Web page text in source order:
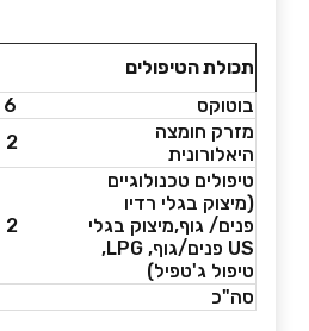
תכולת הטיפולים
בוטוקס
6 איזורים
מזרק חומצה
היאלורונית
2 מזרקים
טיפולים טכנולוגיים
(מיצוק בגלי רדיו
פנים/ גוף,מיצוק בגלי
US פנים/גוף, LPG,
טיפול ג'טפיל)
2 טיפולים
סה"כ